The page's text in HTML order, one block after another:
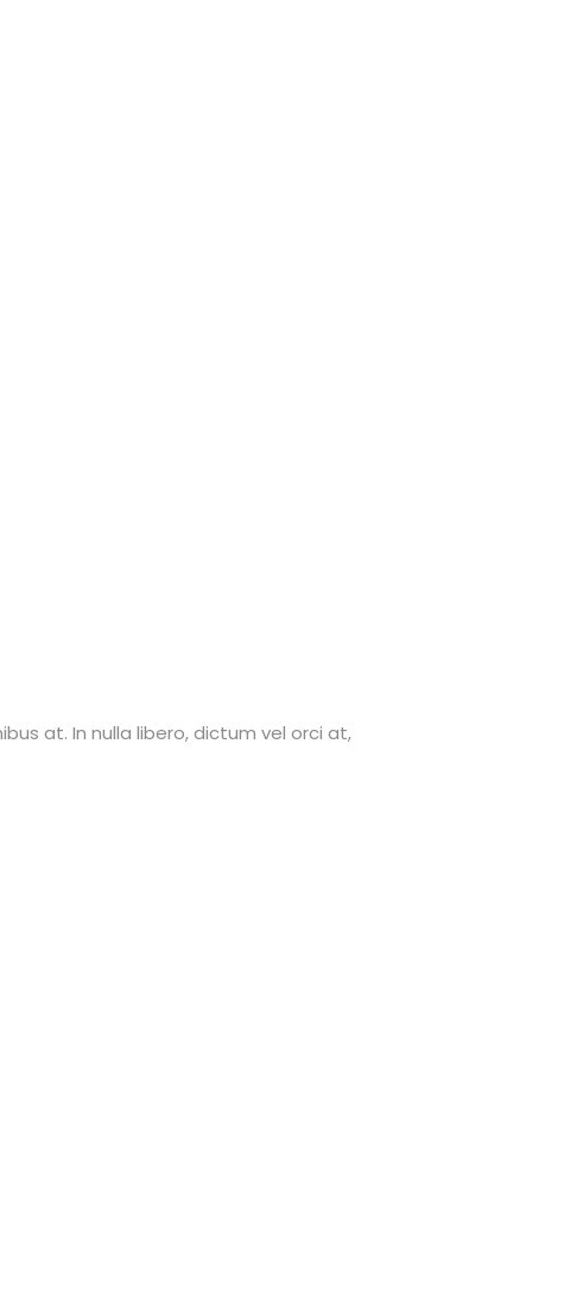
at. In nulla libero, dictum vel orci at,